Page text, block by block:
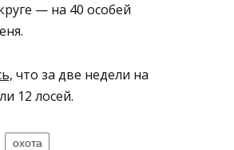
— на 40 особей
что за две недели на
12 лосей.
охота